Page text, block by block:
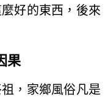
好的東西，後來
果
，家鄉風俗凡是